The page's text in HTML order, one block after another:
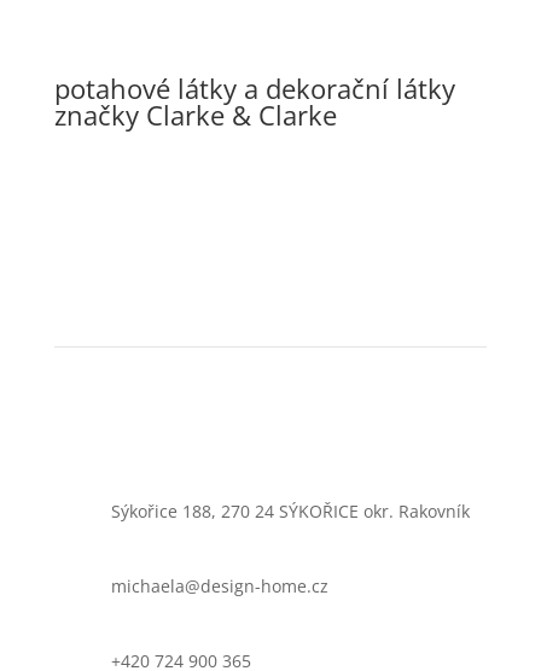
potahové látky a dekorační látky
značky Clarke & Clarke
Sýkořice 188, 270 24 SÝKOŘICE okr. Rakovník
michaela@design-home.cz
+420 724 900 365